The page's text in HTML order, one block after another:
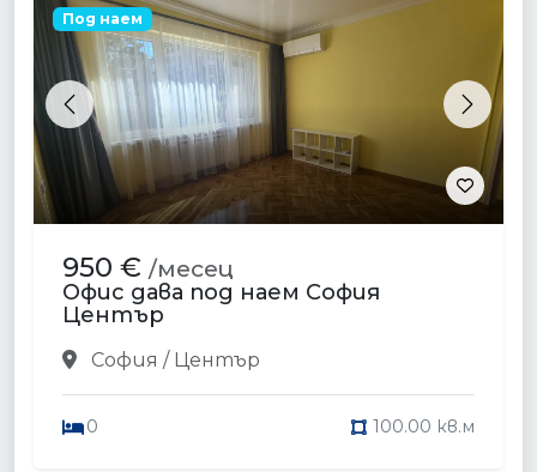
Previous Next
Под наем
950 € /месец
Офис дава под наем София
Център
София / Център
0 100.00 кв.м